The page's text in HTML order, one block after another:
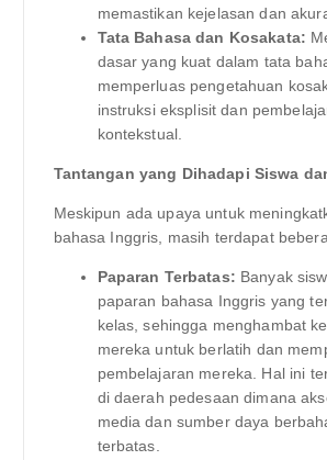
memastikan kejelasan dan
Tata Bahasa dan Kosakata:
dasar yang kuat dalam tata
memperluas pengetahuan
instruksi eksplisit dan
kontekstual.
Tantangan yang Dihadapi Siswa
Meskipun ada upaya untuk
bahasa Inggris, masih terdapat
Paparan Terbatas: Banyak
paparan bahasa Inggris yang
kelas, sehingga menghambat
mereka untuk berlatih dan
pembelajaran mereka. Hal ini
di daerah pedesaan dimana
media dan sumber daya
terbatas.